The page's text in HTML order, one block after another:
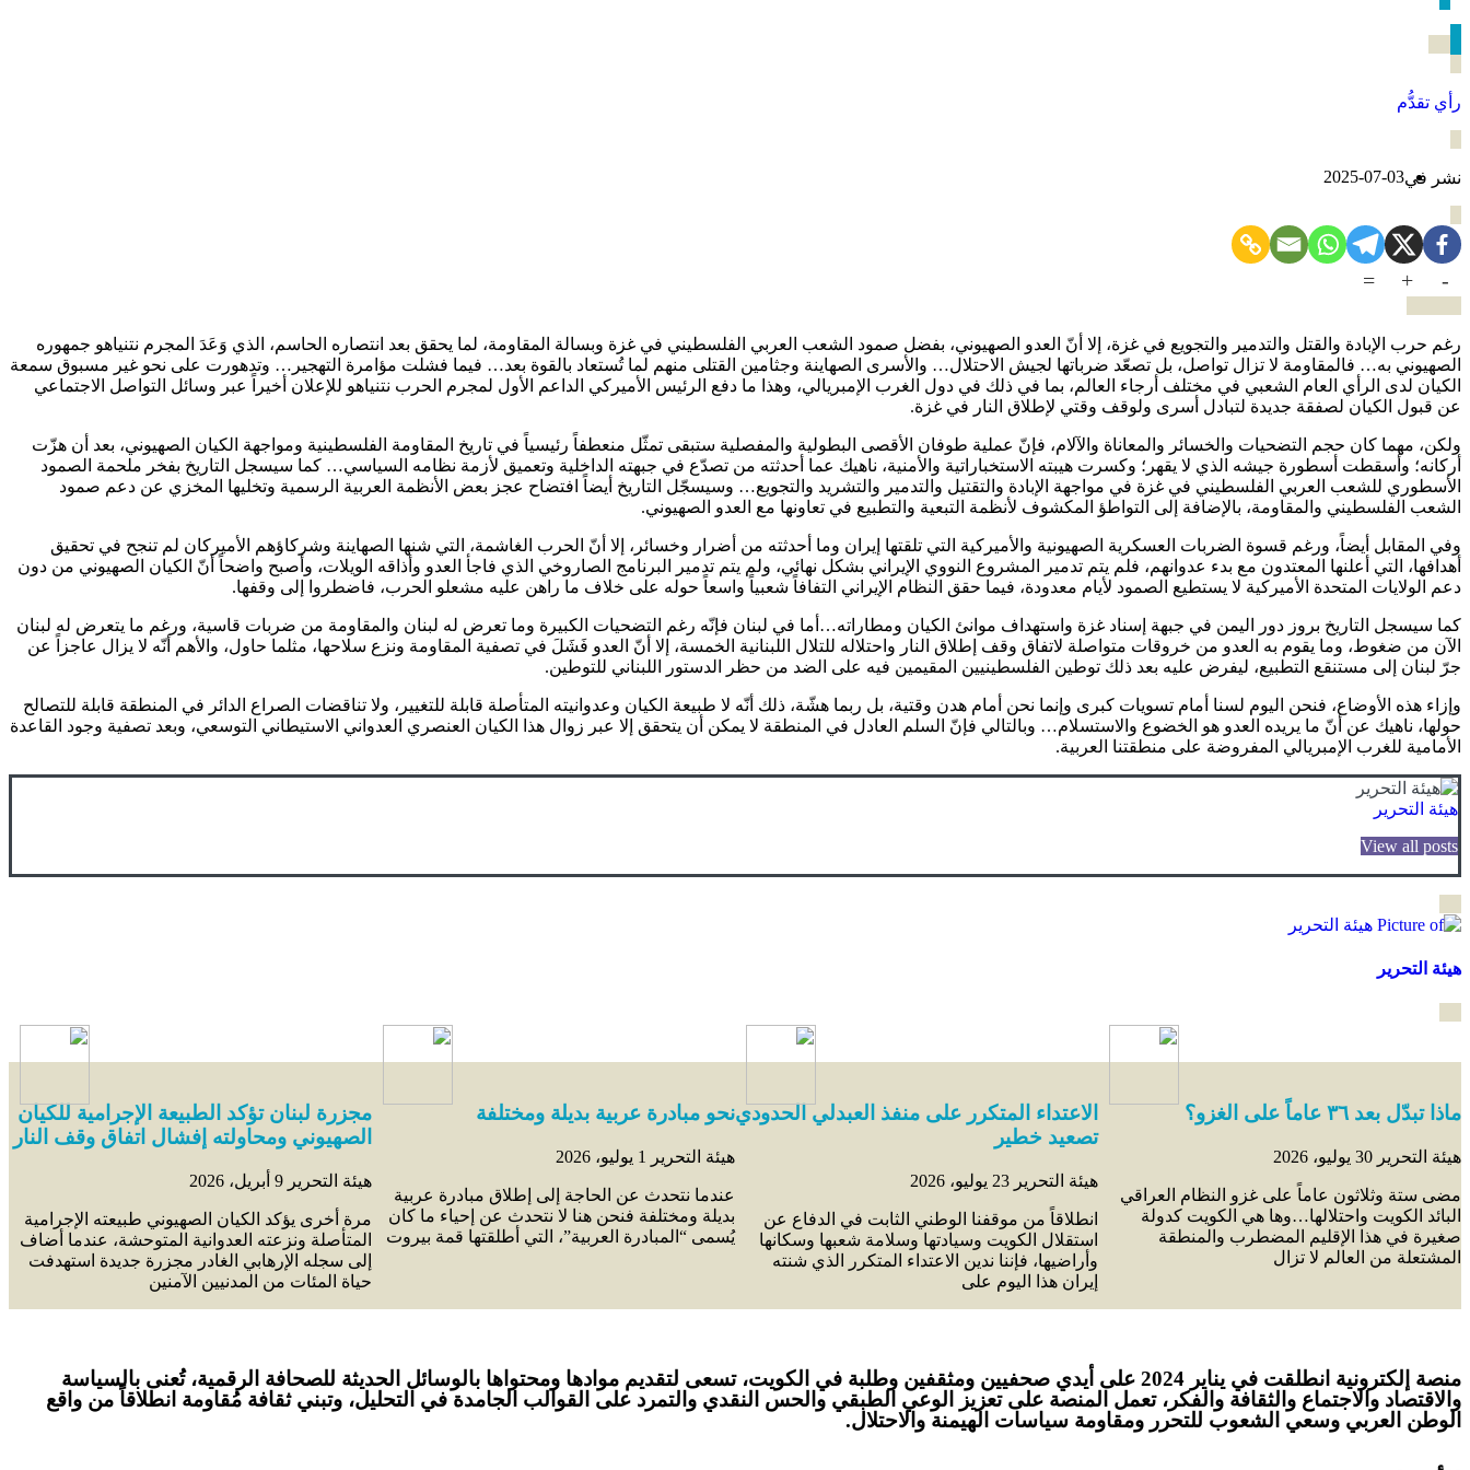
تسويات كبرى؟ أم هُدنٌ وقتية؟
رأي تقدُّم
نشر في2025-07-03
-
+
=
رغم حرب الإبادة والقتل والتدمير والتجويع في غزة، إلا أنّ العدو الصهيوني، بفضل صمود الشعب العربي الفلسطيني في غزة وبسالة المقاومة، لما يحقق بعد انتصاره الحاسم، الذي وَعَدَ المجرم نتنياهو جمهوره
الصهيوني به… فالمقاومة لا تزال تواصل، بل تصعّد ضرباتها لجيش الاحتلال… والأسرى الصهاينة وجثامين القتلى منهم لما تُستعاد بالقوة بعد… فيما فشلت مؤامرة التهجير… وتدهورت على نحو غير مسبوق سمعة
الكيان لدى الرأي العام الشعبي في مختلف أرجاء العالم، بما في ذلك في دول الغرب الإمبريالي، وهذا ما دفع الرئيس الأميركي الداعم الأول لمجرم الحرب نتنياهو للإعلان أخيراً عبر وسائل التواصل الاجتماعي
عن قبول الكيان لصفقة جديدة لتبادل أسرى ولوقف وقتي لإطلاق النار في غزة.
ولكن، مهما كان حجم التضحيات والخسائر والمعاناة والآلام، فإنّ عملية طوفان الأقصى البطولية والمفصلية ستبقى تمثّل منعطفاً رئيسياً في تاريخ المقاومة الفلسطينية ومواجهة الكيان الصهيوني، بعد أن هزّت
أركانه؛ وأسقطت أسطورة جيشه الذي لا يقهر؛ وكسرت هيبته الاستخباراتية والأمنية، ناهيك عما أحدثته من تصدّع في جبهته الداخلية وتعميق لأزمة نظامه السياسي… كما سيسجل التاريخ بفخر ملحمة الصمود
الأسطوري للشعب العربي الفلسطيني في غزة في مواجهة الإبادة والتقتيل والتدمير والتشريد والتجويع… وسيسجّل التاريخ أيضاً افتضاح عجز بعض الأنظمة العربية الرسمية وتخليها المخزي عن دعم صمود
الشعب الفلسطيني والمقاومة، بالإضافة إلى التواطؤ المكشوف لأنظمة التبعية والتطبيع في تعاونها مع العدو الصهيوني.
وفي المقابل أيضاً، ورغم قسوة الضربات العسكرية الصهيونية والأميركية التي تلقتها إيران وما أحدثته من أضرار وخسائر، إلا أنّ الحرب الغاشمة، التي شنها الصهاينة وشركاؤهم الأميركان لم تنجح في تحقيق
أهدافها، التي أعلنها المعتدون مع بدء عدوانهم، فلم يتم تدمير المشروع النووي الإيراني بشكل نهائي، ولم يتم تدمير البرنامج الصاروخي الذي فاجأ العدو وأذاقه الويلات، وأصبح واضحاً أنّ الكيان الصهيوني من دون
دعم الولايات المتحدة الأميركية لا يستطيع الصمود لأيام معدودة، فيما حقق النظام الإيراني التفافاً شعبياً واسعاً حوله على خلاف ما راهن عليه مشعلو الحرب، فاضطروا إلى وقفها.
كما سيسجل التاريخ بروز دور اليمن في جبهة إسناد غزة واستهداف موانئ الكيان ومطاراته…أما في لبنان فإنّه رغم التضحيات الكبيرة وما تعرض له لبنان والمقاومة من ضربات قاسية، ورغم ما يتعرض له لبنان
الآن من ضغوط، وما يقوم به العدو من خروقات متواصلة لاتفاق وقف إطلاق النار واحتلاله للتلال اللبنانية الخمسة، إلا أنّ العدو فَشَلَ في تصفية المقاومة ونزع سلاحها، مثلما حاول، والأهم أنّه لا يزال عاجزاً عن
جرّ لبنان إلى مستنقع التطبيع، ليفرض عليه بعد ذلك توطين الفلسطينيين المقيمين فيه على الضد من حظر الدستور اللبناني للتوطين.
وإزاء هذه الأوضاع، فنحن اليوم لسنا أمام تسويات كبرى وإنما نحن أمام هدن وقتية، بل ربما هشّة، ذلك أنّه لا طبيعة الكيان وعدوانيته المتأصلة قابلة للتغيير، ولا تناقضات الصراع الدائر في المنطقة قابلة للتصالح
حولها، ناهيك عن أنّ ما يريده العدو هو الخضوع والاستسلام… وبالتالي فإنّ السلم العادل في المنطقة لا يمكن أن يتحقق إلا عبر زوال هذا الكيان العنصري العدواني الاستيطاني التوسعي، وبعد تصفية وجود القاعدة
الأمامية للغرب الإمبريالي المفروضة على منطقتنا العربية.
هيئة التحرير
View all posts
هيئة التحرير
ماذا تبدّل بعد ٣٦ عاماً على الغزو؟
هيئة التحرير 30 يوليو، 2026
مضى ستة وثلاثون عاماً على غزو النظام العراقي
البائد الكويت واحتلالها…وها هي الكويت كدولة
صغيرة في هذا الإقليم المضطرب والمنطقة
المشتعلة من العالم لا تزال
الاعتداء المتكرر على منفذ العبدلي الحدودي
تصعيد خطير
هيئة التحرير 23 يوليو، 2026
انطلاقاً من موقفنا الوطني الثابت في الدفاع عن
استقلال الكويت وسيادتها وسلامة شعبها وسكانها
وأراضيها، فإننا ندين الاعتداء المتكرر الذي شنته
إيران هذا اليوم على
نحو مبادرة عربية بديلة ومختلفة
هيئة التحرير 1 يوليو، 2026
عندما نتحدث عن الحاجة إلى إطلاق مبادرة عربية
بديلة ومختلفة فنحن هنا لا نتحدث عن إحياء ما كان
يُسمى “المبادرة العربية”، التي أطلقتها قمة بيروت
مجزرة لبنان تؤكد الطبيعة الإجرامية للكيان
الصهيوني ومحاولته إفشال اتفاق وقف النار
هيئة التحرير 9 أبريل، 2026
مرة أخرى يؤكد الكيان الصهيوني طبيعته الإجرامية
المتأصلة ونزعته العدوانية المتوحشة، عندما أضاف
إلى سجله الإرهابي الغادر مجزرة جديدة استهدفت
حياة المئات من المدنيين الآمنين
منصة إلكترونية انطلقت في يناير 2024 على أيدي صحفيين ومثقفين وطلبة في الكويت، تسعى لتقديم موادها ومحتواها بالوسائل الحديثة للصحافة الرقمية، تُعنى بالسياسة
والاقتصاد والاجتماع والثقافة والفكر، تعمل المنصة على تعزيز الوعي الطبقي والحس النقدي والتمرد على القوالب الجامدة في التحليل، وتبني ثقافة مُقاومة انطلاقاً من واقع
الوطن العربي وسعي الشعوب للتحرر ومقاومة سياسات الهيمنة والاحتلال.